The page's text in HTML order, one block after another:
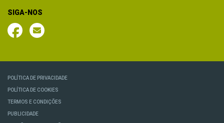
SIGA-NOS
POLÍTICA DE PRIVACIDADE
POLÍTICA DE COOKIES
TERMOS E CONDIÇÕES
PUBLICIDADE